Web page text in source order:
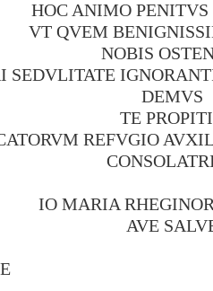
HOC ANIMO PENITVS
VT QVEM
NOBIS
SEDVLITATE
DEMVS
TE
REFVGIO
IO MARIA
AVE